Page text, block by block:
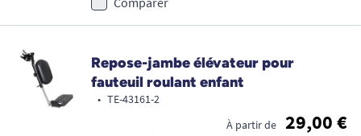
Repose-jambe élévateur pour
fauteuil roulant enfant
• TE-43161-2
À partir de
29,00 €